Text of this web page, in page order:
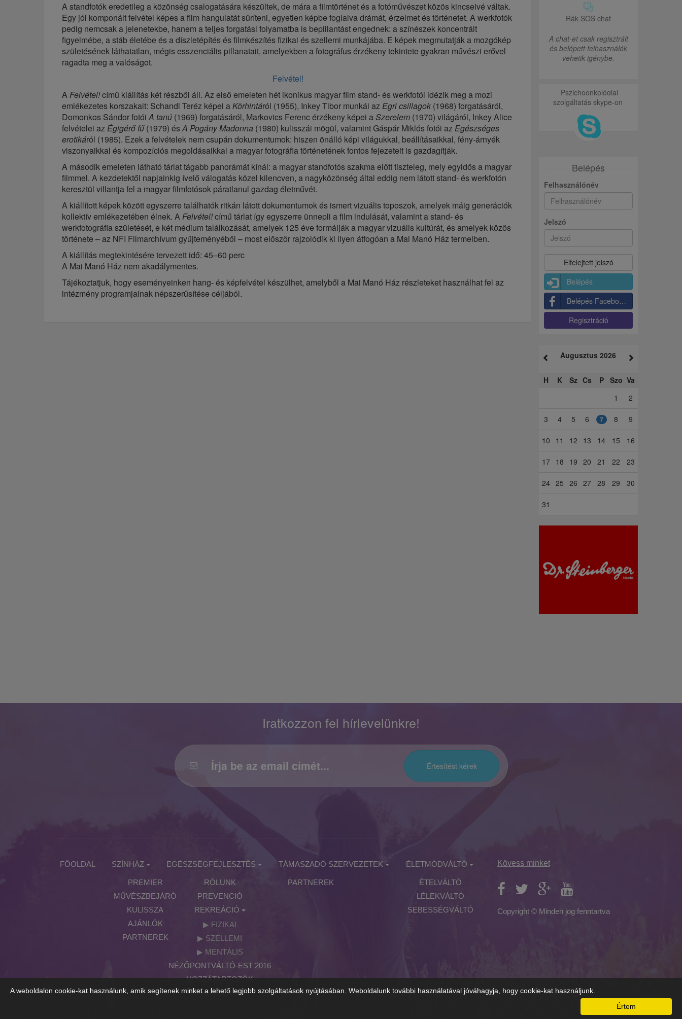
A standfotók eredetileg a közönség csalogatására készültek, de mára a filmtörténet és a fotóművészet közös kincseivé váltak.
Egy jól komponált felvétel képes a film hangulatát sűríteni, egyetlen képbe foglalva drámát, érzelmet és történetet. A werkfotók
pedig nemcsak a jelenetekbe, hanem a teljes forgatási folyamatba is bepillantást engednek: a színészek koncentrált
figyelmébe, a stáb életébe és a díszletépítés és filmkészítés fizikai és szellemi munkájába. E képek megmutatják a mozgókép
születésének láthatatlan, mégis esszenciális pillanatait, amelyekben a fotográfus érzékeny tekintete gyakran művészi erővel
ragadta meg a valóságot.
Felvétel!
AFelvétel!című kiállítás két részből áll. Az első emeleten hét ikonikus magyar film stand- és werkfotói idézik meg a mozi
emlékezetes korszakait: Schandl Teréz képei aKörhintáról (1955), Inkey Tibor munkái azEgri csillagok (1968) forgatásáról,
Domonkos Sándor fotóiA tanú (1969) forgatásáról, Markovics Ferenc érzékeny képei aSzerelem (1970) világáról, Inkey Alice
felvételei azÉgigérő fű(1979) ésA Pogány Madonna (1980) kulisszái mögül, valamint Gáspár Miklós fotói azEgészséges
erotikáról (1985). Ezek a felvételek nem csupán dokumentumok: hiszen önálló képi világukkal, beállításaikkal, fény-árnyék
viszonyaikkal és kompozíciós megoldásaikkal a magyar fotográfia történetének fontos fejezeteit is gazdagítják.
A második emeleten látható tárlat tágabb panorámát kínál: a magyar standfotós szakma előtt tiszteleg, mely egyidős a magyar
filmmel. A kezdetektől napjainkig ívelő válogatás közel kilencven, a nagyközönség által eddig nem látott stand- és werkfotón
keresztül villantja fel a magyar filmfotósok páratlanul gazdag életművét.
A kiállított képek között egyszerre találhatók ritkán látott dokumentumok és ismert vizuális toposzok, amelyek máig generációk
kollektív emlékezetében élnek. AFelvétel!című tárlat így egyszerre ünnepli a film indulását, valamint a stand- és
werkfotográfia születését, e két médium találkozását, amelyek 125 éve formálják a magyar vizuális kultúrát, és amelyek közös
története – az NFI Filmarchívum gyűjteményéből – most először rajzolódik ki ilyen átfogóan a Mai Manó Ház termeiben.
‍A kiállítás megtekintésére tervezett idő: 45–60 perc
A Mai Manó Ház nem akadálymentes.
Tájékoztatjuk, hogy eseményeinken hang- és képfelvétel készülhet, amelyből a Mai Manó Ház részleteket használhat fel az
intézmény programjainak népszerűsítése céljából.
Rák SOS chat
A chat-et csak regisztrált
és belépett felhasználók
vehetik igénybe.
Pszichoonkológiai
szolgáltatás skype-on
Belépés
Felhasználónév
Jelszó
Belépés
Belépés Facebookkal
Regisztráció
Augusztus 2026
H K Sz Cs P Szo Va
1
2
3 4 5 6 7 8 9
10 11 12 13 14 15 16
17 18 19 20 21 22 23
24 25 26 27 28 29 30
31
Iratkozzon fel hírlevelünkre!
FŐOLDAL SZÍNHÁZ
PREMIER
MŰVÉSZBEJÁRÓ
KULISSZA
AJÁNLÓK
PARTNEREK
EGÉSZSÉGFEJLESZTÉS
RÓLUNK
PREVENCIÓ
REKREÁCIÓ
FIZIKAI
SZELLEMI
MENTÁLIS
NÉZŐPONTVÁLTÓ-EST 2016
HOZZÁTARTOZÓK
PARTNEREK
TÁMASZADÓ SZERVEZETEK
PARTNEREK
ÉLETMÓDVÁLTÓ
ÉTELVÁLTÓ
LÉLEKVÁLTÓ
SEBESSÉGVÁLTÓ
Kövess minket
Copyright © Minden jog fenntartva
A weboldalon cookie-kat használunk, amik segítenek minket a lehető legjobb szolgáltatások nyújtásában. Weboldalunk további használatával jóváhagyja, hogy cookie-kat használjunk.
Értem